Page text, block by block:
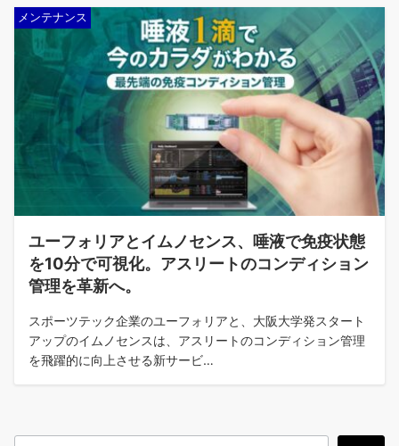
メンテナンス
ユーフォリアとイムノセンス、唾液で免疫状態
を10分で可視化。アスリートのコンディション
管理を革新へ。
スポーツテック企業のユーフォリアと、大阪大学発スタート
アップのイムノセンスは、アスリートのコンディション管理
を飛躍的に向上させる新サービ…